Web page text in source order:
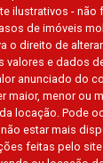
ilustrativos - não
de imóveis
o direito de
valores e dados
anunciado do
maior, menor ou
locação. Pode
estar mais
feitas pelo